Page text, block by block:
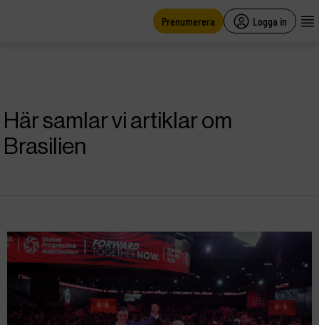
Prenumerera Logga in
Här samlar vi artiklar om
Brasilien